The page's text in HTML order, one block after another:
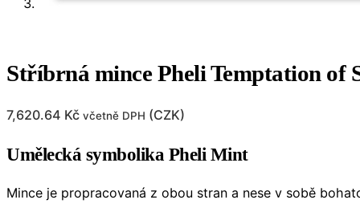
Stříbrná mince Pheli Temptation of
7,620.64 Kč včetně DPH (CZK)
Umělecká symbolika Pheli Mint
Mince je propracovaná z obou stran a nese v sobě